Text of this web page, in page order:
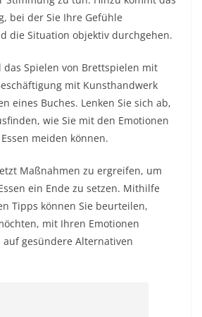
bei der Sie Ihre Gefühle
die Situation objektiv durchgehen.
das Spielen von Brettspielen mit
mit Kunsthandwerk
eines Buches. Lenken Sie sich ab,
wie Sie mit den Emotionen
meiden können.
Maßnahmen zu ergreifen, um
ein Ende zu setzen. Mithilfe
Tipps können Sie beurteilen,
mit Ihren Emotionen
gesündere Alternativen